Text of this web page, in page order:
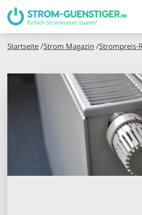
Startseite /Strom Magazin /Strompreis-